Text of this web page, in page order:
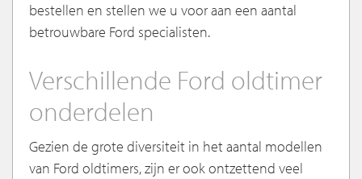
bestellen en stellen we u voor aan een aantal
betrouwbare Ford specialisten.
Verschillende Ford oldtimer
onderdelen
Gezien de grote diversiteit in het aantal modellen
van Ford oldtimers, zijn er ook ontzettend veel